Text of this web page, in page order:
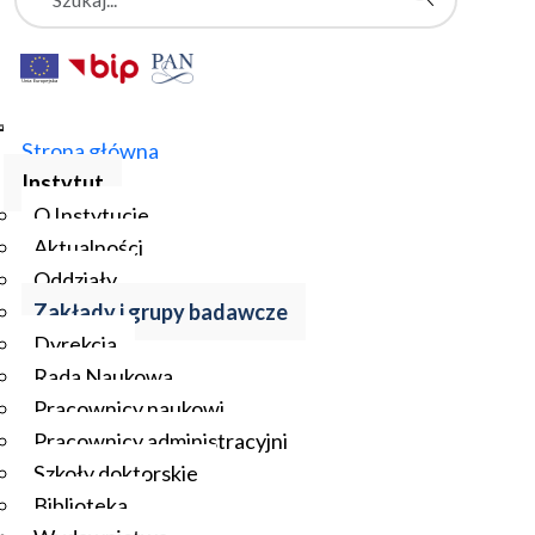
Strona główna
Instytut
O Instytucie
Aktualności
Oddziały
Zakłady i grupy badawcze
Dyrekcja
Rada Naukowa
Pracownicy naukowi
Pracownicy administracyjni
Szkoły doktorskie
Biblioteka